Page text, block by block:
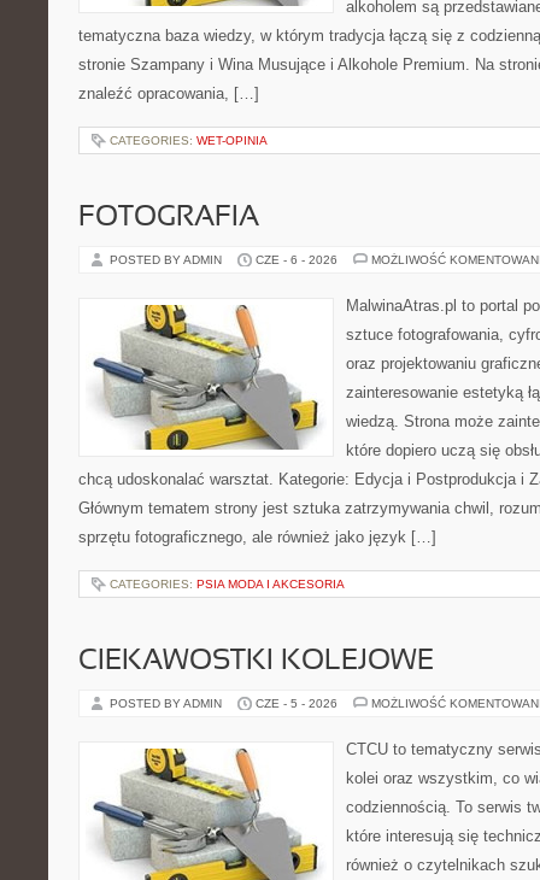
alkoholem są
tematyczna baza wiedzy, w którym tradycja łączą się z
stronie Szampany i Wina Musujące i Alkohole Premium. Na
znaleźć opracowania, […]
CATEGORIES: WET-OPINIA
FOTOGRAFIA
POSTED BY ADMIN CZE - 6 - 2026 MOŻLIWOŚĆ
MalwinaAtras.pl to portal
sztuce fotografowania,
oraz projektowaniu
zainteresowanie estetyką
wiedzą. Strona może
które dopiero uczą się
chcą udoskonalać warsztat. Kategorie: Edycja i Postprodukcja i
Głównym tematem strony jest sztuka zatrzymywania chwil,
sprzętu fotograficznego, ale również jako język […]
CATEGORIES: PSIA MODA I AKCESORIA
CIEKAWOSTKI KOLEJOWE
POSTED BY ADMIN CZE - 5 - 2026 MOŻLIWOŚĆ
CTCU to tematyczny
kolei oraz wszystkim, co
codziennością. To serwis
które interesują się
również o czytelnikach